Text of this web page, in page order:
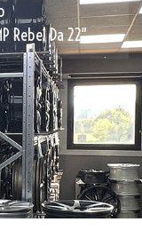
Rebel Da 22″